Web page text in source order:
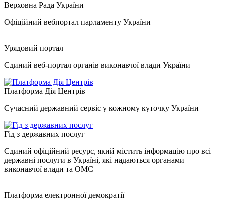
Верховна Рада України
Офіційний вебпортал парламенту України
Урядовий портал
Єдиний веб-портал органів виконавчої влади України
Платформа Дія Центрів
Сучасний державний сервіс у кожному куточку України
Гід з державних послуг
Єдиний офіційний ресурс, який містить інформацію про всі
державні послуги в Україні, які надаються органами
виконавчої влади та ОМС
Платформа електронної демократії